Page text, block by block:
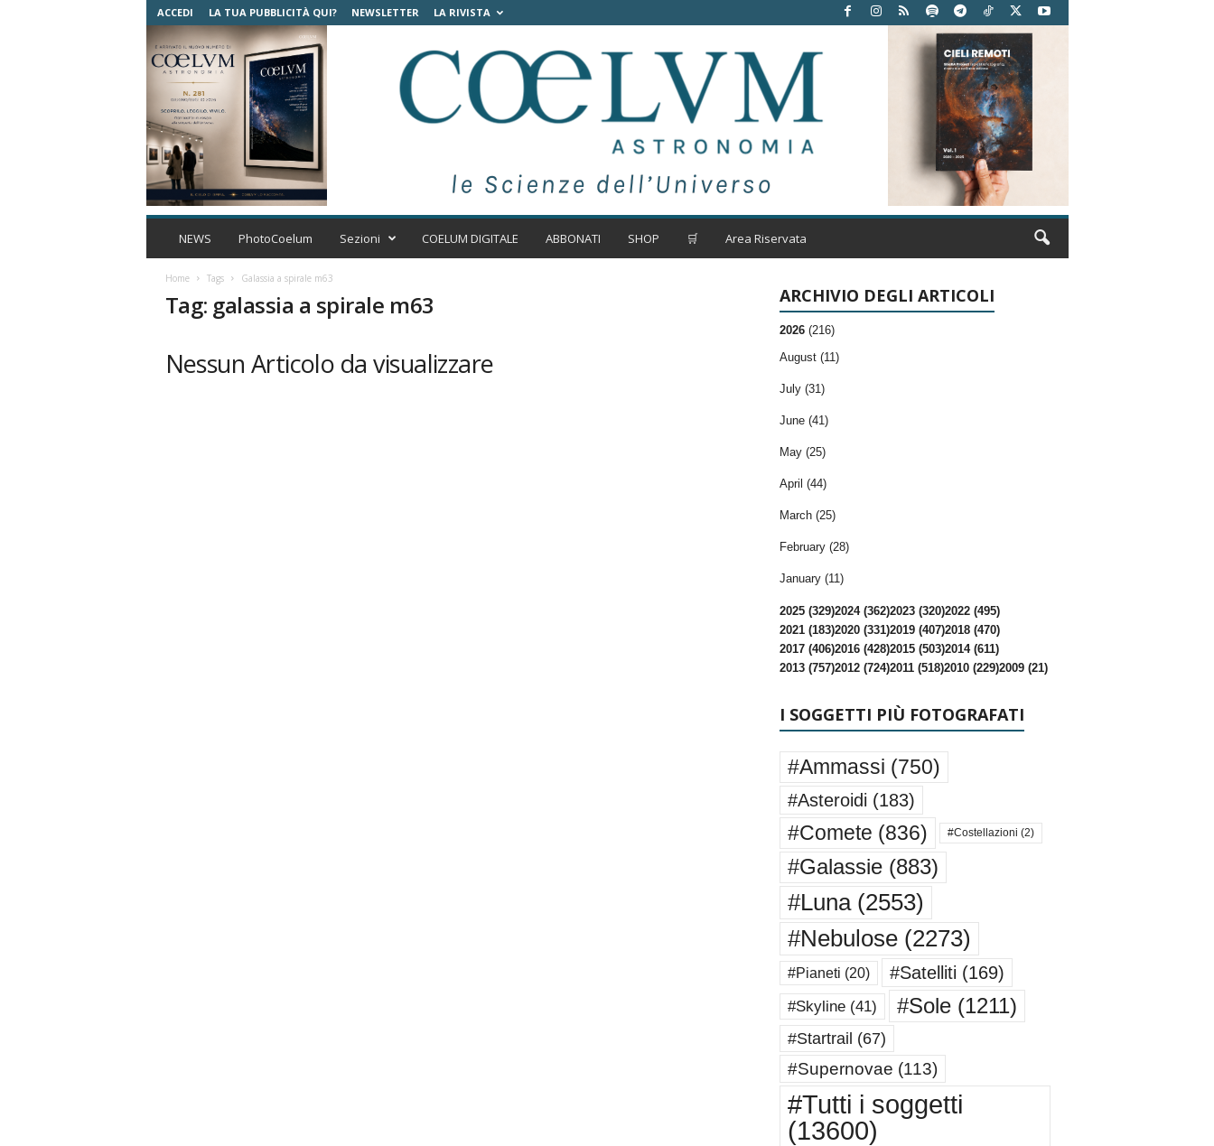
ACCEDI LA TUA PUBBLICITÀ QUI? NEWSLETTER LA RIVISTA
C
l
m
t
NEWS PhotoCoelum Sezioni COELUM DIGITALE ABBONATI SHOP 🛒 Area Riservata
Home Tags Galassia a spirale m63
Tag: galassia a spirale m63
Nessun Articolo da visualizzare
ARCHIVIO DEGLI ARTICOLI
2026 (216)
August (11)
July (31)
June (41)
May (25)
April (44)
March (25)
February (28)
January (11)
2025 (329)2024 (362)2023 (320)2022 (495)
2021 (183)2020 (331)2019 (407)2018 (470)
2017 (406)2016 (428)2015 (503)2014 (611)
2013 (757)2012 (724)2011 (518)2010 (229)2009 (21)
I SOGGETTI PIÙ FOTOGRAFATI
#Ammassi (750)
#Asteroidi (183)
#Comete (836) #Costellazioni (2)
#Galassie(883)
#Luna(2553)
#Nebulose(2273)
#Pianeti (20) #Satelliti (169)
#Skyline(41) #Sole(1211)
#Startrail (67)
#Supernovae (113)
#Tutti i soggetti
(13600)